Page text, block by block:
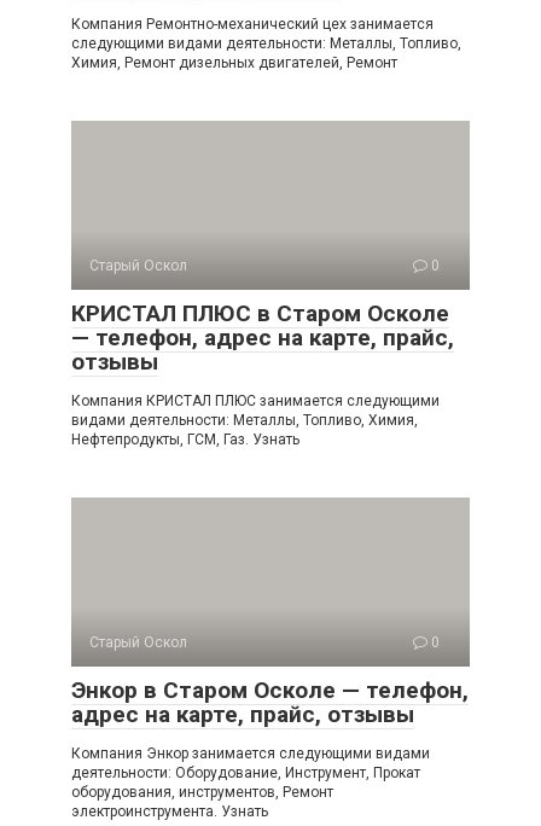
Компания Ремонтно-механический цех занимается
следующими видами деятельности: Металлы, Топливо,
Химия, Ремонт дизельных двигателей, Ремонт
Старый Оскол 0
КРИСТАЛ ПЛЮС в Старом Осколе
— телефон, адрес на карте, прайс,
отзывы
Компания КРИСТАЛ ПЛЮС занимается следующими
видами деятельности: Металлы, Топливо, Химия,
Нефтепродукты, ГСМ, Газ. Узнать
Старый Оскол 0
Энкор в Старом Осколе — телефон,
адрес на карте, прайс, отзывы
Компания Энкор занимается следующими видами
деятельности: Оборудование, Инструмент, Прокат
оборудования, инструментов, Ремонт
электроинструмента. Узнать